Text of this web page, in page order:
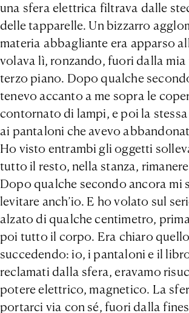
una sfera elettrica filtrava dalle
delle tapparelle. Un bizzarro
materia abbagliante era apparso
volava lì, ronzando, fuori dalla mia
terzo piano. Dopo qualche
tenevo accanto a me sopra le
contornato di lampi, e poi la
ai pantaloni che avevo
Ho visto entrambi gli oggetti
tutto il resto, nella stanza,
Dopo qualche secondo ancora mi
levitare anch’io. E ho volato sul
alzato di qualche centimetro,
poi tutto il corpo. Era chiaro
succedendo: io, i pantaloni e il
reclamati dalla sfera, eravamo
potere elettrico, magnetico. La
portarci via con sé, fuori dalla